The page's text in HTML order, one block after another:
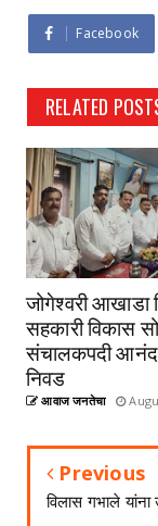
Facebook
RELATED
जोगेश्वरी आखाडा
सहकारी विकास
संचालकपदी आनंद
निवड
आवाज जनतेचा
Previous
विलास गभाले